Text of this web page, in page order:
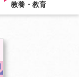
教養・教育